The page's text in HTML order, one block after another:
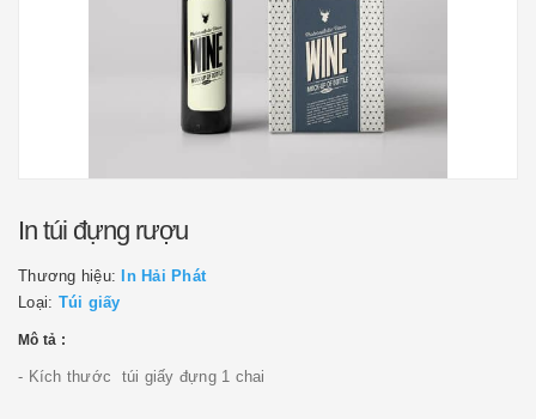
In túi đựng rượu
Thương hiệu:
In Hải Phát
Loại: Túi giấy
Mô tả :
- Kích thước túi giấy đựng 1 chai